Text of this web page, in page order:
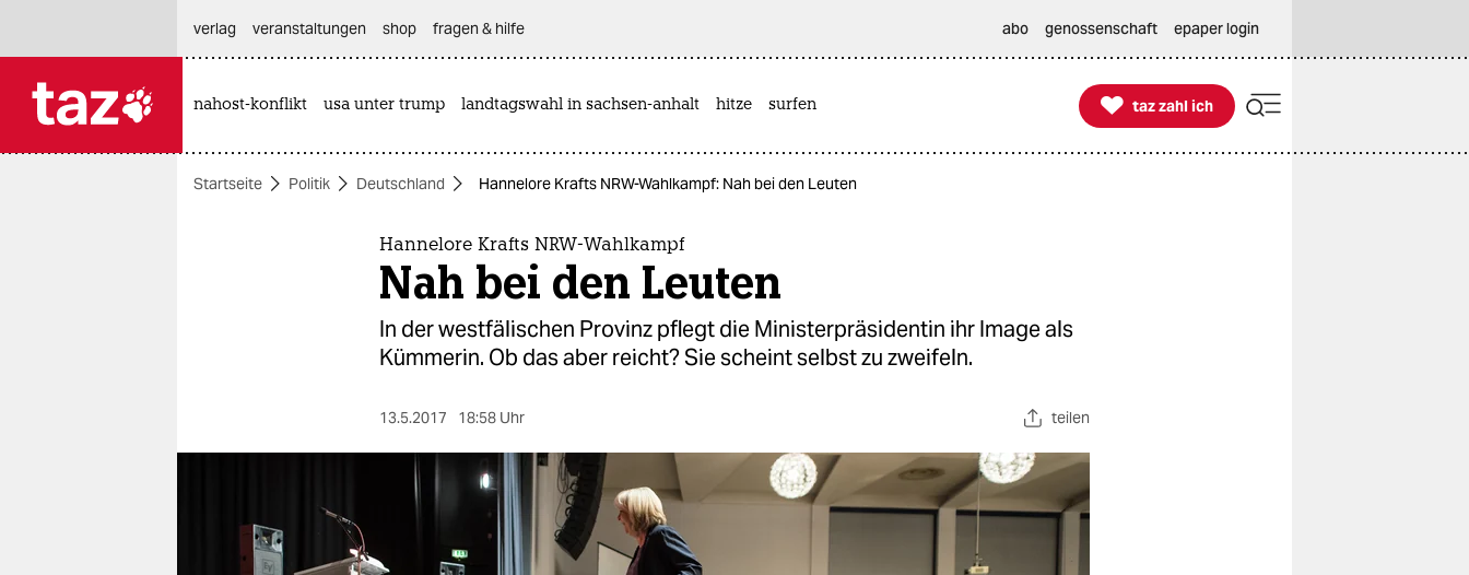
themen
verlag
veranstaltungen shop fragen & hilfe abo genossenschaft epaper login
nahost-konflikt usa unter trump landtagswahl in sachsen-anhalt hitze surfen 
taz zahl ich
taz zahl ich
Startseite Politik Deutschland Hannelore Krafts NRW-Wahlkampf: Nah bei den Leuten
Hannelore Krafts NRW-Wahlkampf
Nah bei den Leuten
In der westfälischen Provinz pflegt die Ministerpräsidentin ihr Image als
Kümmerin. Ob das aber reicht? Sie scheint selbst zu zweifeln.
13.5.2017 18:58 Uhr teilen